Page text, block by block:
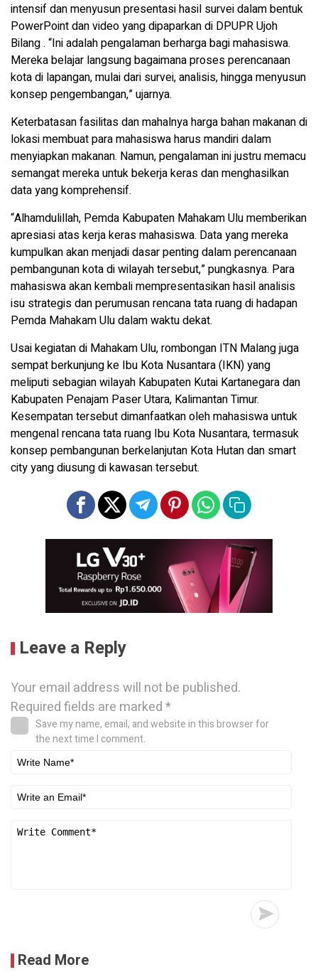
intensif dan menyusun presentasi hasil survei dalam bentuk
PowerPoint dan video yang dipaparkan di DPUPR Ujoh
Bilang . “Ini adalah pengalaman berharga bagi mahasiswa.
Mereka belajar langsung bagaimana proses perencanaan
kota di lapangan, mulai dari survei, analisis, hingga menyusun
konsep pengembangan,” ujarnya.
Keterbatasan fasilitas dan mahalnya harga bahan makanan di
lokasi membuat para mahasiswa harus mandiri dalam
menyiapkan makanan. Namun, pengalaman ini justru memacu
semangat mereka untuk bekerja keras dan menghasilkan
data yang komprehensif.
“Alhamdulillah, Pemda Kabupaten Mahakam Ulu memberikan
apresiasi atas kerja keras mahasiswa. Data yang mereka
kumpulkan akan menjadi dasar penting dalam perencanaan
pembangunan kota di wilayah tersebut,” pungkasnya. Para
mahasiswa akan kembali mempresentasikan hasil analisis
isu strategis dan perumusan rencana tata ruang di hadapan
Pemda Mahakam Ulu dalam waktu dekat.
Usai kegiatan di Mahakam Ulu, rombongan ITN Malang juga
sempat berkunjung ke Ibu Kota Nusantara (IKN) yang
meliputi sebagian wilayah Kabupaten Kutai Kartanegara dan
Kabupaten Penajam Paser Utara, Kalimantan Timur.
Kesempatan tersebut dimanfaatkan oleh mahasiswa untuk
mengenal rencana tata ruang Ibu Kota Nusantara, termasuk
konsep pembangunan berkelanjutan Kota Hutan dan smart
city yang diusung di kawasan tersebut.
Leave a Reply
Your email address will not be published.
Required fields are marked*
Save my name, email, and website in this browser for
the next time I comment.
Read More